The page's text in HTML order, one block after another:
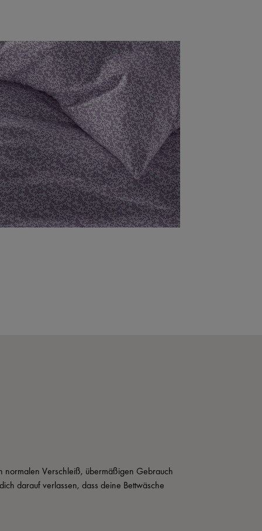
Verschleiß, übermäßigen Gebrauch
darauf verlassen, dass deine Bettwäsche